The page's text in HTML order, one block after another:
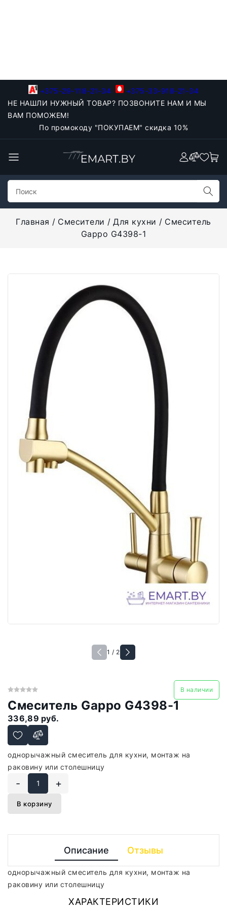
+375-29-118-21-34
+375-33-918-21-34
НЕ НАШЛИ НУЖНЫЙ ТОВАР? ПОЗВОНИТЕ НАМ И МЫ
ВАМ ПОМОЖЕМ!
По промокоду "ПОКУПАЕМ" скидка 10%
Главная Смесители Для кухни
Смеситель
Gappo G4398-1
1 / 2
В наличии
Смеситель Gappo G4398-1
336,89 руб.
однорычажный смеситель для кухни, монтаж на
раковину или столешницу
- +
В корзину
Описание Отзывы
однорычажный смеситель для кухни, монтаж на
раковину или столешницу
ХАРАКТЕРИСТИКИ